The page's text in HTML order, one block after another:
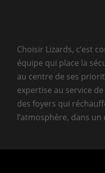
Choisir Lizards, c’est
équipe qui place la
au centre de ses
expertise au service
des foyers qui
l’atmosphère, dans